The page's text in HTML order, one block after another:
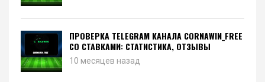
ПРОВЕРКА TELEGRAM КАНАЛА CORNAWIN_FREE
СО СТАВКАМИ: СТАТИСТИКА, ОТЗЫВЫ
10 месяцев назад